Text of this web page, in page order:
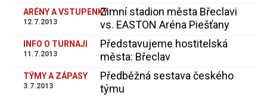
ARÉNY A VSTUPENKY
12.7.2013
Zimní stadion města Břeclavi
vs. EASTON Aréna Piešťany
INFO O TURNAJI
11.7.2013
Představujeme hostitelská
města: Břeclav
TÝMY A ZÁPASY
3.7.2013
Předběžná sestava českého
týmu